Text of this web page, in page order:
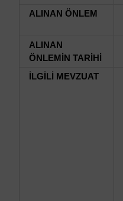
ALINAN ÖNLEM
ALINAN
ÖNLEMİN TARİHİ
İLGİLİ MEVZUAT